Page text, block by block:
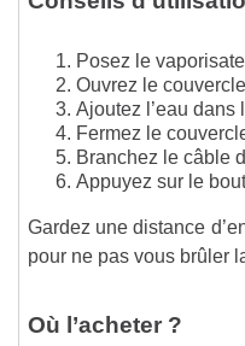
Posez le
Ouvrez le
Ajoutez l’eau dans
Fermez le
Branchez le câble
Appuyez sur le
Gardez une distance
pour ne pas vous brûler
Où l’acheter ?